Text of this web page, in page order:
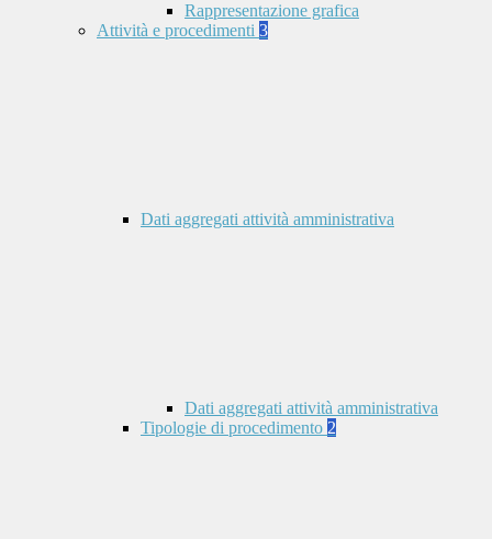
Rappresentazione grafica
Attività e procedimenti 3
Dati aggregati attività amministrativa
Dati aggregati attività amministrativa
Tipologie di procedimento 2